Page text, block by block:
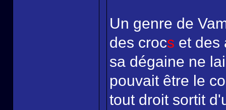
Un genre de
des crocs et des
sa dégaine ne
pouvait être le
tout droit sortit